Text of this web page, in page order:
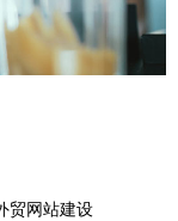
贸网站建设